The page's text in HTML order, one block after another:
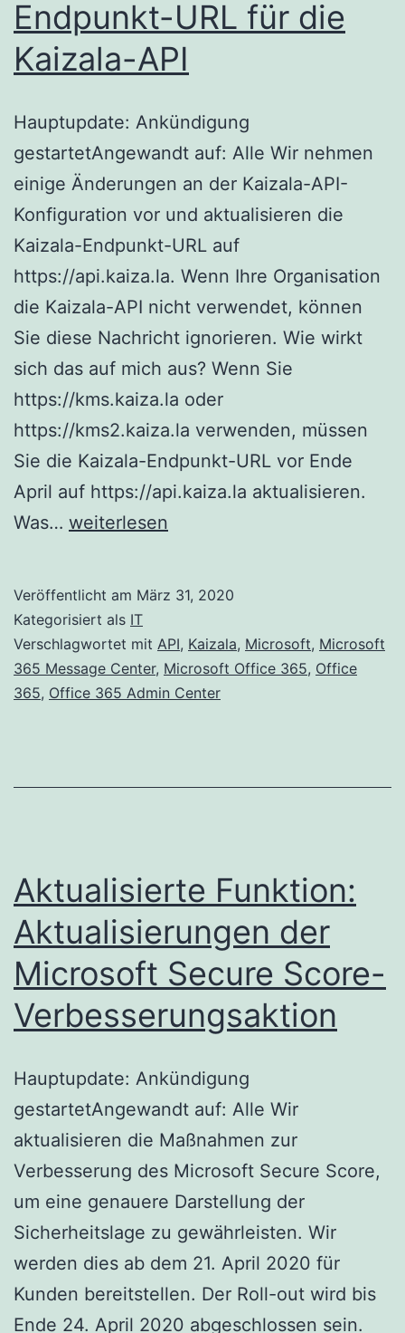
Endpunkt-URL für die
Kaizala-API
Hauptupdate: Ankündigung
gestartetAngewandt auf: Alle Wir nehmen
einige Änderungen an der Kaizala-API-
Konfiguration vor und aktualisieren die
Kaizala-Endpunkt-URL auf
https://api.kaiza.la. Wenn Ihre Organisation
die Kaizala-API nicht verwendet, können
Sie diese Nachricht ignorieren. Wie wirkt
sich das auf mich aus? Wenn Sie
https://kms.kaiza.la oder
https://kms2.kaiza.la verwenden, müssen
Sie die Kaizala-Endpunkt-URL vor Ende
April auf https://api.kaiza.la aktualisieren.
Was… Änderung
Endpunkt-
URL
für
die
weiterlesen
Veröffentlicht am März 31, 2020
Kategorisiert als IT
Verschlagwortet mit API, Kaizala, Microsoft, Microsoft
365 Message Center, Microsoft Office 365, Office
365, Office 365 Admin Center
Aktualisierte Funktion:
Aktualisierungen der
Microsoft Secure Score-
Verbesserungsaktion
Hauptupdate: Ankündigung
gestartetAngewandt auf: Alle Wir
aktualisieren die Maßnahmen zur
Verbesserung des Microsoft Secure Score,
um eine genauere Darstellung der
Sicherheitslage zu gewährleisten. Wir
werden dies ab dem 21. April 2020 für
Kunden bereitstellen. Der Roll-out wird bis
Ende 24. April 2020 abgeschlossen sein.